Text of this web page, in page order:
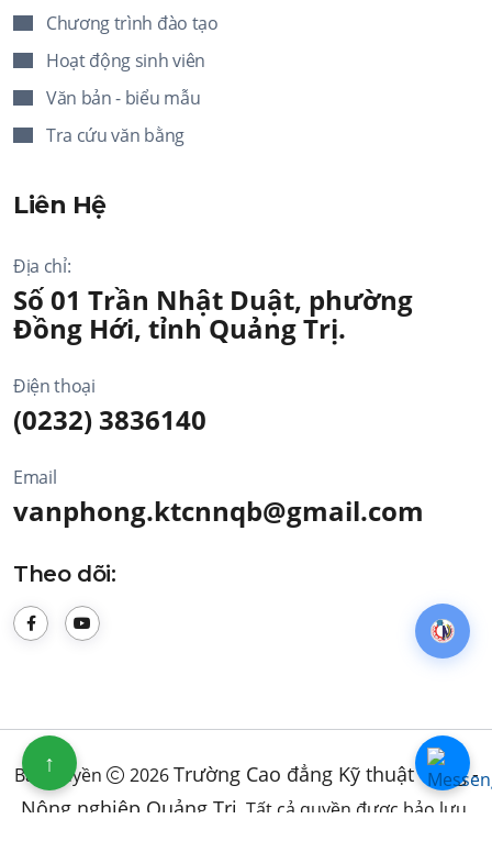
Chương trình đào tạo
Hoạt động sinh viên
Văn bản - biểu mẫu
Tra cứu văn bằng
Liên Hệ
Địa chỉ:
Số 01 Trần Nhật Duật, phường
Đồng Hới, tỉnh Quảng Trị.
Điện thoại
(0232) 3836140
Email
vanphong.ktcnnqb@gmail.com
Theo dõi:
Bản quyền 2026Trường Cao đẳng Kỹ thuật Công -
Nông nghiệp Quảng Trị . Tất cả quyền được bảo lưu.
↑